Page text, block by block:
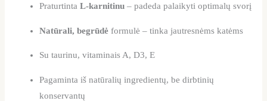
PraturtintaL-karnitinu – padeda palaikyti optimalų svorį
Natūrali, begrūdė formulė – tinka jautresnėms katėms
Su taurinu, vitaminais A, D3, E
Pagaminta iš natūralių ingredientų, be dirbtinių
konservantų